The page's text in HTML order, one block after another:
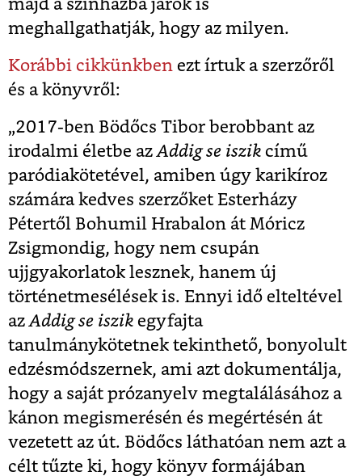
majd a színházba járók is
meghallgathatják, hogy az milyen.
Korábbi cikkünkben ezt írtuk a szerzőről
és a könyvről:
„2017-ben Bödőcs Tibor berobbant az
irodalmi életbe az Addig se iszik című
paródiakötetével, amiben úgy karikíroz
számára kedves szerzőket Esterházy
Pétertől Bohumil Hrabalon át Móricz
Zsigmondig, hogy nem csupán
ujjgyakorlatok lesznek, hanem új
történetmesélések is. Ennyi idő elteltével
az Addig se iszik egyfajta
tanulmánykötetnek tekinthető, bonyolult
edzésmódszernek, ami azt dokumentálja,
hogy a saját prózanyelv megtalálásához a
kánon megismerésén és megértésén át
vezetett az út. Bödőcs láthatóan nem azt a
célt tűzte ki, hogy könyv formájában